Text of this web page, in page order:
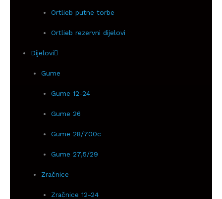
Ortlieb putne torbe
Ortlieb rezervni dijelovi
Dijelovi
Gume
Gume 12-24
Gume 26
Gume 28/700c
Gume 27,5/29
Zračnice
Zračnice 12-24